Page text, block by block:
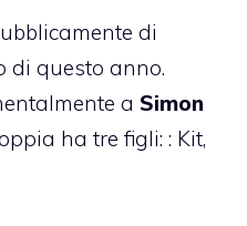
di
di questo anno.
a Simon
ha tre figli: : Kit,